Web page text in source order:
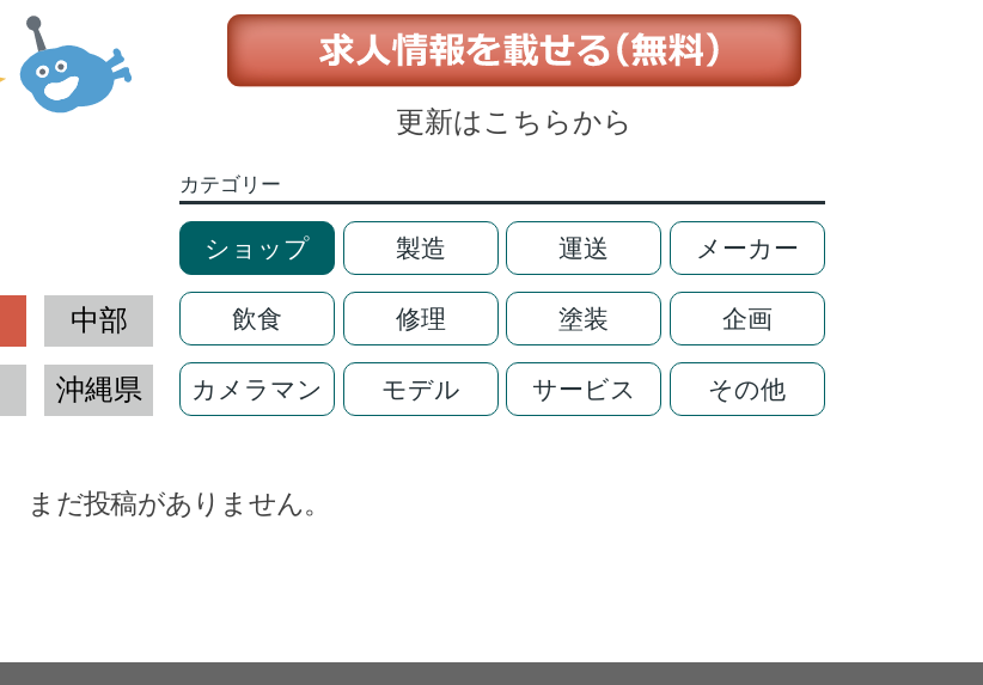
更新はこちらから
中部
沖縄県
カテゴリー
ショップ 製造 運送 メーカー
飲食 修理 塗装 企画
カメラマン モデル サービス その他
まだ投稿がありません。